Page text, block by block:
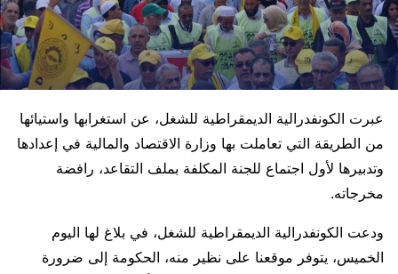
عبرت الكونفدرالية الديمقراطية للشغل، عن استغرابها واستيائها
من الطريقة التي تعاملت بها وزارة الاقتصاد والمالية في إعدادها
وتدبيرها لأول اجتماع للجنة المكلفة بملف التقاعد، رافضة
مخرجاته.
ودعت الكونفدرالية الديمقراطية للشغل، في بلاغ لها اليوم
الخميس، يتوفر موقعنا على نظير منه، الحكومة إلى ضرورة